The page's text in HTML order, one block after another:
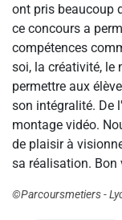
ont pris beaucoup
ce concours a
compétences
soi, la créativité, le
permettre aux
son intégralité. De
montage vidéo.
de plaisir à
sa réalisation. Bon
©Parcoursmetiers -